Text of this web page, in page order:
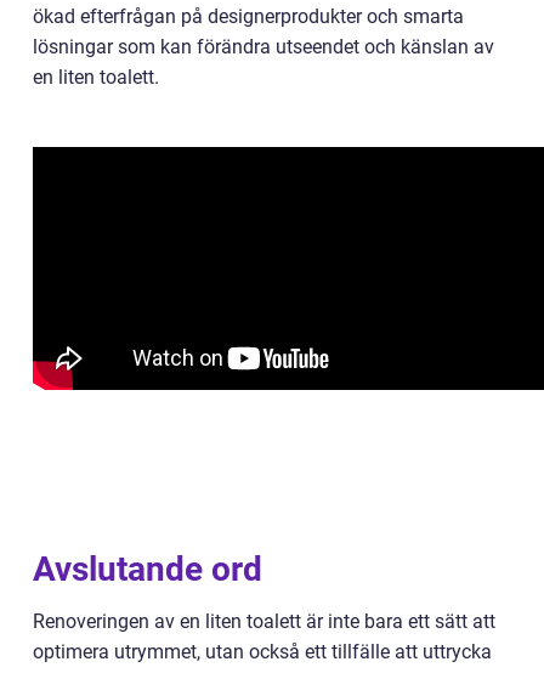
ökad efterfrågan på designerprodukter och smarta
lösningar som kan förändra utseendet och känslan av
en liten toalett.
Avslutande ord
Renoveringen av en liten toalett är inte bara ett sätt att
optimera utrymmet, utan också ett tillfälle att uttrycka